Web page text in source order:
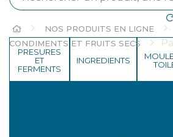
PRESURES
ET
FERMENTS
INGREDIENTS
HOME NOS PRODUITS EN LIGNE
CONDIMENTS ET FRUITS SECS